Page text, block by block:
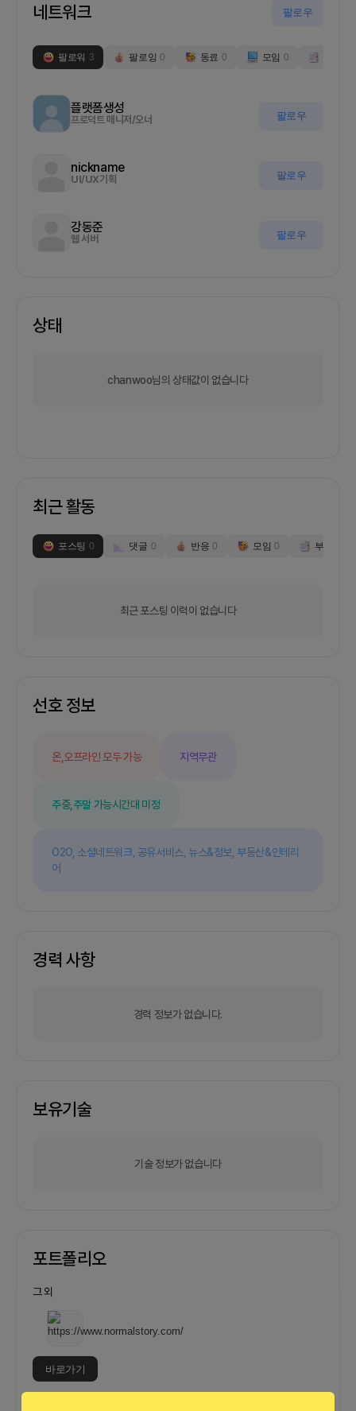
네트워크 팔로우
팔로워 3 팔로잉 0 동료 0 모임 0
플랫폼생성
프로덕트 매니저/오너 팔로우
nickname
UI/UX기획 팔로우
강동준
웹 서버 팔로우
상태
chanwoo님의 상태값이 없습니다
최근 활동
포스팅 0 댓글 0 반응 0 모임 0 부스
최근 포스팅 이력이 없습니다
선호 정보
온,오프라인 모두 가능 지역무관
주중,주말 가능시간대 미정
O2O, 소셜네트워크, 공유서비스, 뉴스&정보, 부동산&인테리
어
경력 사항
경력 정보가 없습니다.
보유기술
기술 정보가 없습니다
포트폴리오
그 외
바로가기